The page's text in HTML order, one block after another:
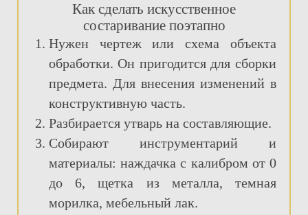
Как сделать искусственное
состаривание поэтапно
Нужен чертеж или схема объекта
обработки. Он пригодится для сборки
предмета. Для внесения изменений в
конструктивную часть.
Разбирается утварь на составляющие.
Собирают инструментарий и
материалы: наждачка с калибром от 0
до 6, щетка из металла, темная
морилка, мебельный лак.